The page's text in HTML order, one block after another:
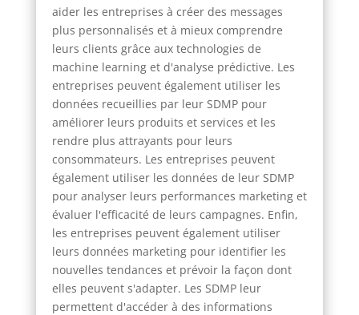
aider les entreprises à créer des messages
plus personnalisés et à mieux comprendre
leurs clients grâce aux technologies de
machine learning et d'analyse prédictive. Les
entreprises peuvent également utiliser les
données recueillies par leur SDMP pour
améliorer leurs produits et services et les
rendre plus attrayants pour leurs
consommateurs. Les entreprises peuvent
également utiliser les données de leur SDMP
pour analyser leurs performances marketing et
évaluer l'efficacité de leurs campagnes. Enfin,
les entreprises peuvent également utiliser
leurs données marketing pour identifier les
nouvelles tendances et prévoir la façon dont
elles peuvent s'adapter. Les SDMP leur
permettent d'accéder à des informations